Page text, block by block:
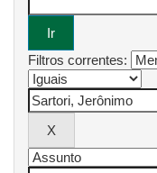
Filtros correntes: